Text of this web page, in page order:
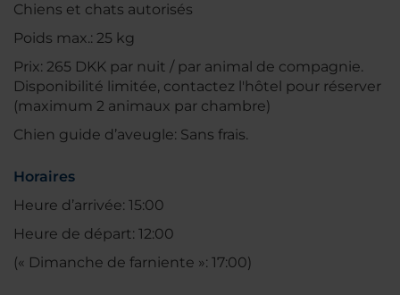
Chiens et chats autorisés
Poids max.: 25 kg
Prix: 265 DKK par nuit / par animal de compagnie.
Disponibilité limitée, contactez l'hôtel pour réserver
(maximum 2 animaux par chambre)
Chien guide d’aveugle: Sans frais.
Horaires
Heure d’arrivée: 15:00
Heure de départ: 12:00
(« Dimanche de farniente »: 17:00)